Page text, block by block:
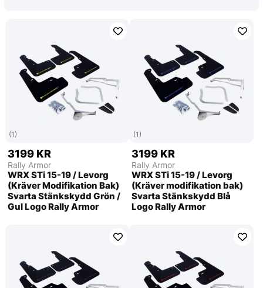
(1)
3199 KR
Rally Armor
WRX STi 15-19 / Levorg
(Kräver Modifikation Bak)
Svarta Stänkskydd Grön /
Gul Logo Rally Armor
(1)
3199 KR
Rally Armor
WRX STi 15-19 / Levorg
(Kräver modifikation bak)
Svarta Stänkskydd Blå
Logo Rally Armor